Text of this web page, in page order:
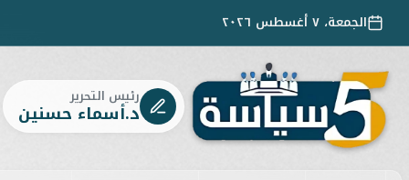
الجمعة، ٧ أغسطس ٢٠٢٦
رئيس التحرير
د.أسماء حسنين